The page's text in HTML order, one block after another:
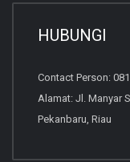
HUBUNGI
Contact Person:
Alamat: Jl. Manyar
Pekanbaru, Riau